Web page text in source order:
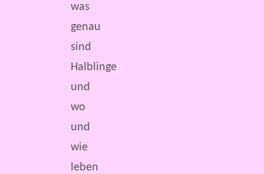
was
genau
sind
Halblinge
und
wo
und
wie
leben